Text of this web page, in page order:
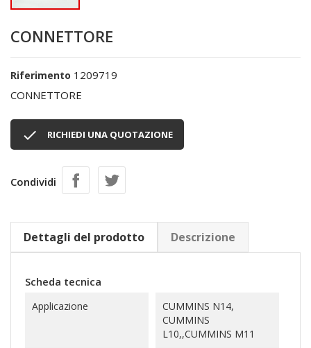
CONNETTORE
Riferimento 1209719
CONNETTORE
 RICHIEDI UNA QUOTAZIONE
Condividi
Dettagli del prodotto Descrizione
Scheda tecnica
Applicazione
CUMMINS N14,
CUMMINS
L10,,CUMMINS M11